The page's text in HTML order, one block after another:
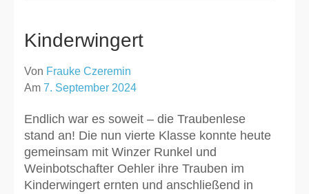
Kinderwingert
Von Frauke Czeremin
Am 7. September 2024
Endlich war es soweit – die Traubenlese
stand an! Die nun vierte Klasse konnte heute
gemeinsam mit Winzer Runkel und
Weinbotschafter Oehler ihre Trauben im
Kinderwingert ernten und anschließend in